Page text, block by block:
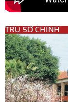
TRỤ SỞ CHÍNH